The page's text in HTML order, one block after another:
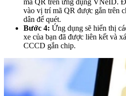
vào vị trí mã QR được gắn trên
dân để quét.
Bước 4: Ứng dụng sẽ hiển thị
xe của bạn đã được liên kết và
CCCD gắn chip.